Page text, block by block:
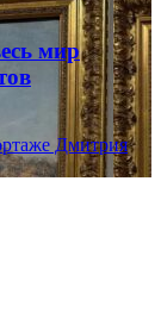
мир
Дмитрия